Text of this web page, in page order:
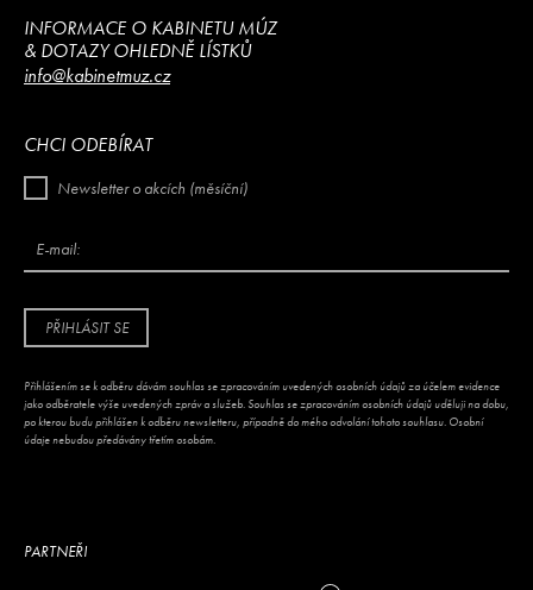
INFORMACE O KABINETU MÚZ
& DOTAZY OHLEDNĚ LÍSTKŮ
info@kabinetmuz.cz
CHCI ODEBÍRAT
Newsletter o akcích (měsíční)
E-mail:
PŘIHLÁSIT SE
Přihlášením se k odběru dávám souhlas se zpracováním uvedených osobních údajů za účelem evidence
jako odběratele výše uvedených zpráv a služeb. Souhlas se zpracováním osobních údajů uděluji na dobu,
po kterou budu přihlášen k odběru newsletteru, případně do mého odvolání tohoto souhlasu. Osobní
údaje nebudou předávány třetím osobám.
PARTNEŘI